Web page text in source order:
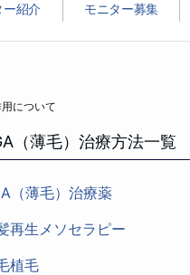
ー紹介 モニター募集
について
（薄毛）治療方法一覧
（薄毛）治療薬
再生メソセラピー
植毛